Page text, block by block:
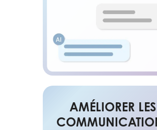
AMÉLIORER LES